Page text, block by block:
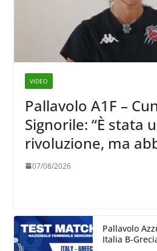
VIDEO
Pallavolo A1F –
Signorile: “È stata
rivoluzione, ma
chiare siu cosa
07/08/2026
Pallavolo
Italia B-